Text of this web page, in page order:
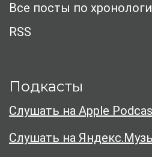
Все посты по
RSS
Подкасты
Слушать на Apple
Слушать на